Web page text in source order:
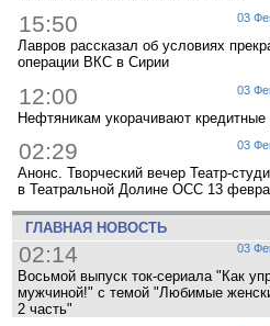
03
15:50
Лавров рассказал об условиях
операции ВКС в Сирии
03
12:00
Нефтяникам укорачивают кредитные
03
02:29
Анонс. Творческий вечер Театр-
в Театральной Долине ОСС 13
ГЛАВНАЯ НОВОСТЬ
03
02:14
Восьмой выпуск ток-сериала "Как
мужчиной!" с темой "Любимые
2 часть"